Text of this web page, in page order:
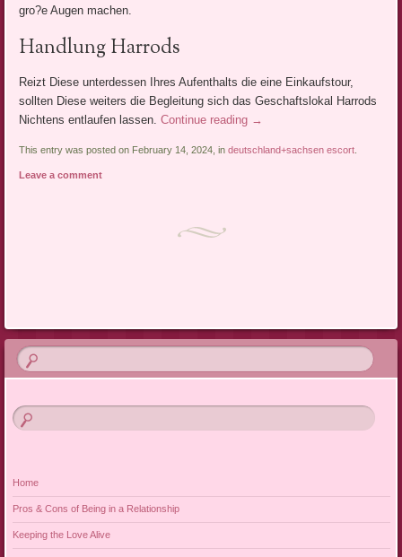
gro?e Augen machen.
Handlung Harrods
Reizt Diese unterdessen Ihres Aufenthalts die eine Einkaufstour,
sollten Diese weiters die Begleitung sich das Geschaftslokal Harrods
Nichtens entlaufen lassen.Continue reading →
This entry was posted on February 14, 2024, indeutschland+sachsen escort
Leave a comment
Home
Pros & Cons of Being in a Relationship
Keeping the Love Alive